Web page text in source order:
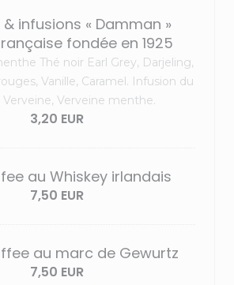
& infusions « Damman »
fondée en 1925
Thé noir Earl Grey, Darjeling,
Vanille, Caramel. Infusion du
Verveine, Verveine menthe.
3,20 EUR
au Whiskey irlandais
7,50 EUR
au marc de Gewurtz
7,50 EUR